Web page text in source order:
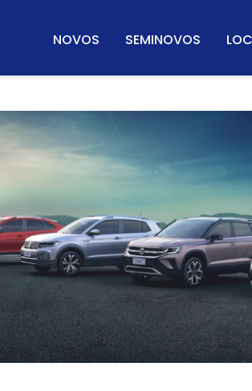
NOVOS SEMINOVOS